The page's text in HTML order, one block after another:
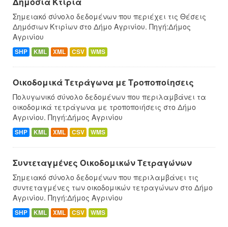
Σημειακό σύνολο δεδομένων που περιέχει τις Θέσεις
Δημόσιων Κτιρίων στο Δήμο Αγρινίου. Πηγή:Δήμος
Αγρινίου
SHP KML XML CSV WMS
Οικοδομικά Τετράγωνα με Τροποποίησεις
Πολυγωνικό σύνολο δεδομένων που περιλαμβάνει τα
οικοδομικά τετράγωνα με τροποποιήσεις στο Δήμο
Αγρινίου. Πηγή:Δήμος Αγρινίου
SHP KML XML CSV WMS
Συντεταγμένες Oικοδομικών Tετραγώνων
Σημειακό σύνολο δεδομένων που περιλαμβάνει τις
συντεταγμένες των οικοδομικών τετραγώνων στο Δήμο
Αγρινίου. Πηγή:Δήμος Αγρινίου
SHP KML XML CSV WMS